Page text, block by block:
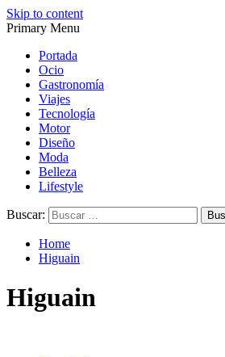
Skip to content
diseño…
diseño…
Primary Menu
Portada
Ocio
Gastronomía
Viajes
Tecnología
Motor
Diseño
Moda
Belleza
Lifestyle
Buscar:
Home
Higuain
Higuain